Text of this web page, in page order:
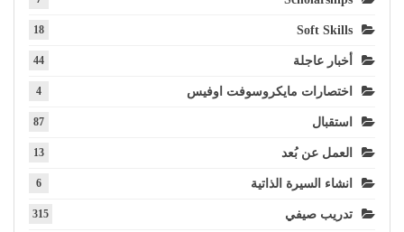
Soft Skills
18
أخبار عاجلة 44
اختصارات مايكروسوفت اوفيس 4
استقبال 87
العمل عن بُعد 13
انشاء السيرة الذاتية 6
تدريب صيفي 315